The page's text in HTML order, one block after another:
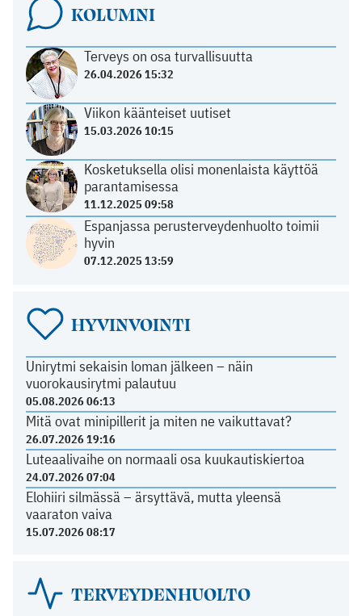
KOLUMNI
Terveys on osa turvallisuutta
26.04.2026 15:32
Viikon käänteiset uutiset
15.03.2026 10:15
Kosketuksella olisi monenlaista käyttöä
parantamisessa
11.12.2025 09:58
Espanjassa perusterveydenhuolto toimii
hyvin
07.12.2025 13:59
HYVINVOINTI
Unirytmi sekaisin loman jälkeen – näin
vuorokausirytmi palautuu
05.08.2026 06:13
Mitä ovat minipillerit ja miten ne vaikuttavat?
26.07.2026 19:16
Luteaalivaihe on normaali osa kuukautiskiertoa
24.07.2026 07:04
Elohiiri silmässä – ärsyttävä, mutta yleensä
vaaraton vaiva
15.07.2026 08:17
TERVEYDENHUOLTO